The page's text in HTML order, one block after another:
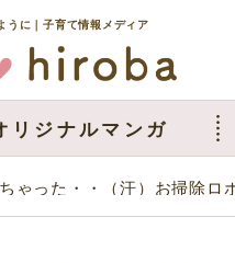
うに｜子育て情報メディア
リジナルマンガ
ゃった・・（汗）お掃除ロ